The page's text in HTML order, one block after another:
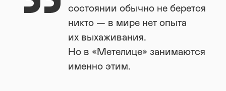
состоянии обычно не берется
никто — в мире нет опыта
их выхаживания.
Но в «Метелице» занимаются
именно этим.